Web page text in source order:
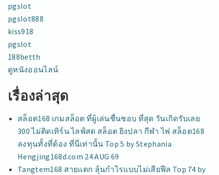
pgslot
pgslot888
kiss918
pgslot
188betth
ดูหนังออนไลน์
เรื่องล่าสุด
สล็อต168 เกมสล็อต ที่ผู้เล่นชื่นชอบ ที่สุด วันเกิดรับเลย
300 ไม่ติดเทิร์น ไลฟ์สด สล็อต ยิงปลา กีฬา ไพ่ สล็อต168
ลงทุนทั้งที่ต้อง ที่นี่เท่านั้น Top 5 by Stephania
Hengjing168d.com 24 AUG 69
Tangtem168 สายแตก ลุ้นกำไรแบบไม่เสียฟีล Top 74 by